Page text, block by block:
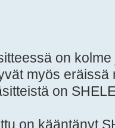
on
myös
on
on kääntänyt